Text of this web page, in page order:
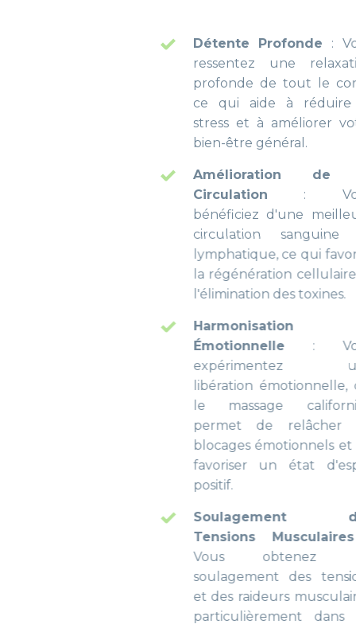
Détente Profonde: Vous
ressentez une relaxation
profonde de tout le corps,
ce qui aide à réduire le
stress et à améliorer votre
bien-être général.
Amélioration de la
: Vous
bénéficiez d'une meilleure
circulation sanguine et
lymphatique, ce qui favorise
la régénération cellulaire et
l'élimination des toxines.
Harmonisation
: Vous
expérimentez une
libération émotionnelle, car
le massage californien
permet de relâcher les
blocages émotionnels et de
favoriser un état d'esprit
Soulagement des
Tensions Musculaires:
Vous obtenez un
soulagement des tensions
et des raideurs musculaires,
particulièrement dans les